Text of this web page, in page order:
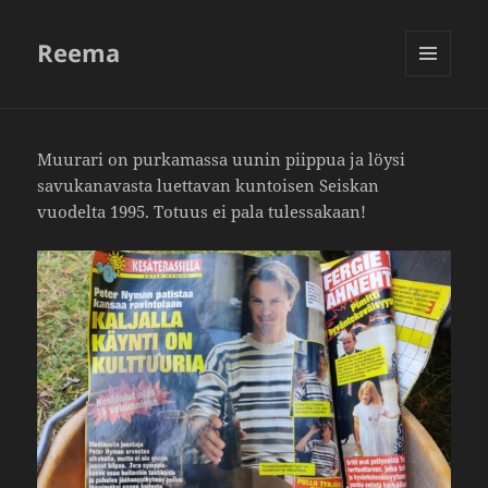
Reema
Muurari on purka­massa uunin piippua ja löysi
savu­ka­na­vasta luet­tavan kuntoisen Seiskan
vuodelta 1995. Totuus ei pala tules­sa­kaan!